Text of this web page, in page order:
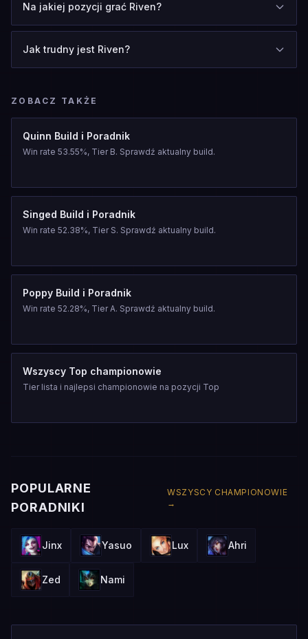
Na jakiej pozycji grać Riven?
Jak trudny jest Riven?
ZOBACZ TAKŻE
Quinn Build i Poradnik
Win rate 53.55%, Tier B. Sprawdź aktualny build.
Singed Build i Poradnik
Win rate 52.38%, Tier S. Sprawdź aktualny build.
Poppy Build i Poradnik
Win rate 52.28%, Tier A. Sprawdź aktualny build.
Wszyscy Top championowie
Tier lista i najlepsi championowie na pozycji Top
POPULARNE
PORADNIKI
WSZYSCY CHAMPIONOWIE
→
Jinx Yasuo Lux Ahri
Zed Nami